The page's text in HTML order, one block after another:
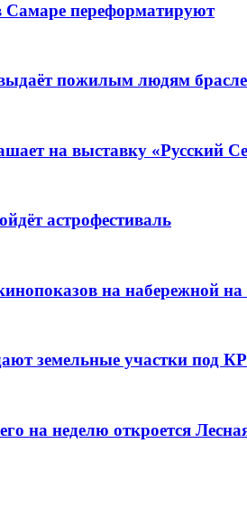
переформатируют
пожилым людям
на выставку «Русский
астрофестиваль
на набережной на
земельные участки под
на неделю откроется